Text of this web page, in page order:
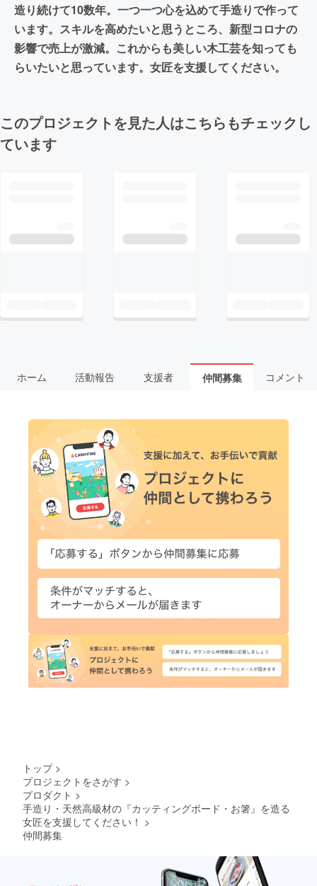
造り続けて10数年。一つ一つ心を込めて手造りで作って
います。スキルを高めたいと思うところ、新型コロナの
影響で売上が激減。これからも美しい木工芸を知っても
らいたいと思っています。女匠を支援してください。
このプロジェクトを見た人はこちらもチェックし
ています
ホーム 活動報告 支援者 仲間募集 コメント
トップ >
プロジェクトをさがす >
プロダクト >
手造り・天然高級材の『カッティングボード・お箸』を造る
女匠を支援してください！ >
仲間募集